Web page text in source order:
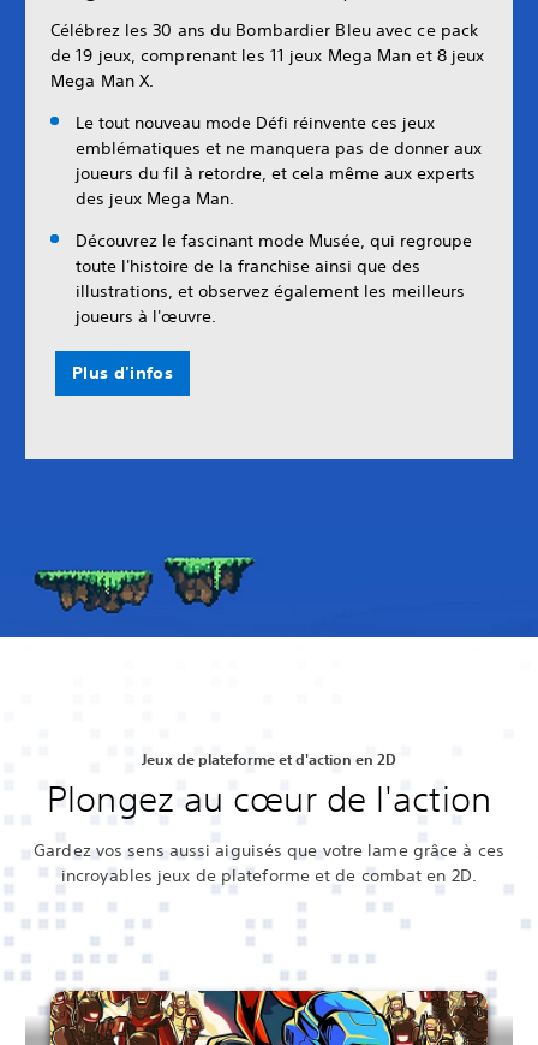
Célébrez les 30 ans du Bombardier Bleu avec ce pack
de 19 jeux, comprenant les 11 jeux Mega Man et 8 jeux
Mega Man X.
Le tout nouveau mode Défi réinvente ces jeux
emblématiques et ne manquera pas de donner aux
joueurs du fil à retordre, et cela même aux experts
des jeux Mega Man.
Découvrez le fascinant mode Musée, qui regroupe
toute l'histoire de la franchise ainsi que des
illustrations, et observez également les meilleurs
joueurs à l'œuvre.
Plus d'infos
Jeux de plateforme et d'action en 2D
Plongez au cœur de l'action
Gardez vos sens aussi aiguisés que votre lame grâce à ces
incroyables jeux de plateforme et de combat en 2D.